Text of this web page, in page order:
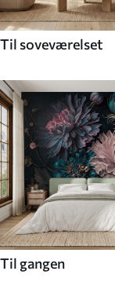
Til soveværelset
Til gangen